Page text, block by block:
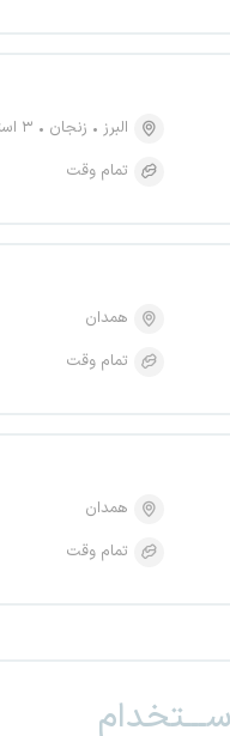
البرز زنجان
۳ استان دیگر
تمام وقت
همدان
تمام وقت
همدان
تمام وقت